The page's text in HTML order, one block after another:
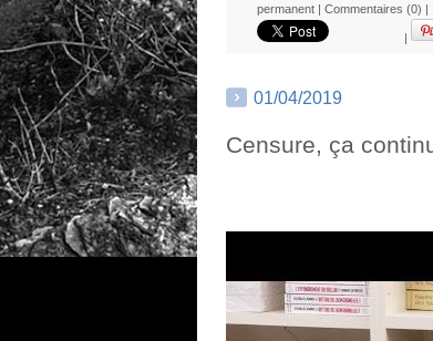
permanent
Commentaires (0)
01/04/2019
Censure, ça